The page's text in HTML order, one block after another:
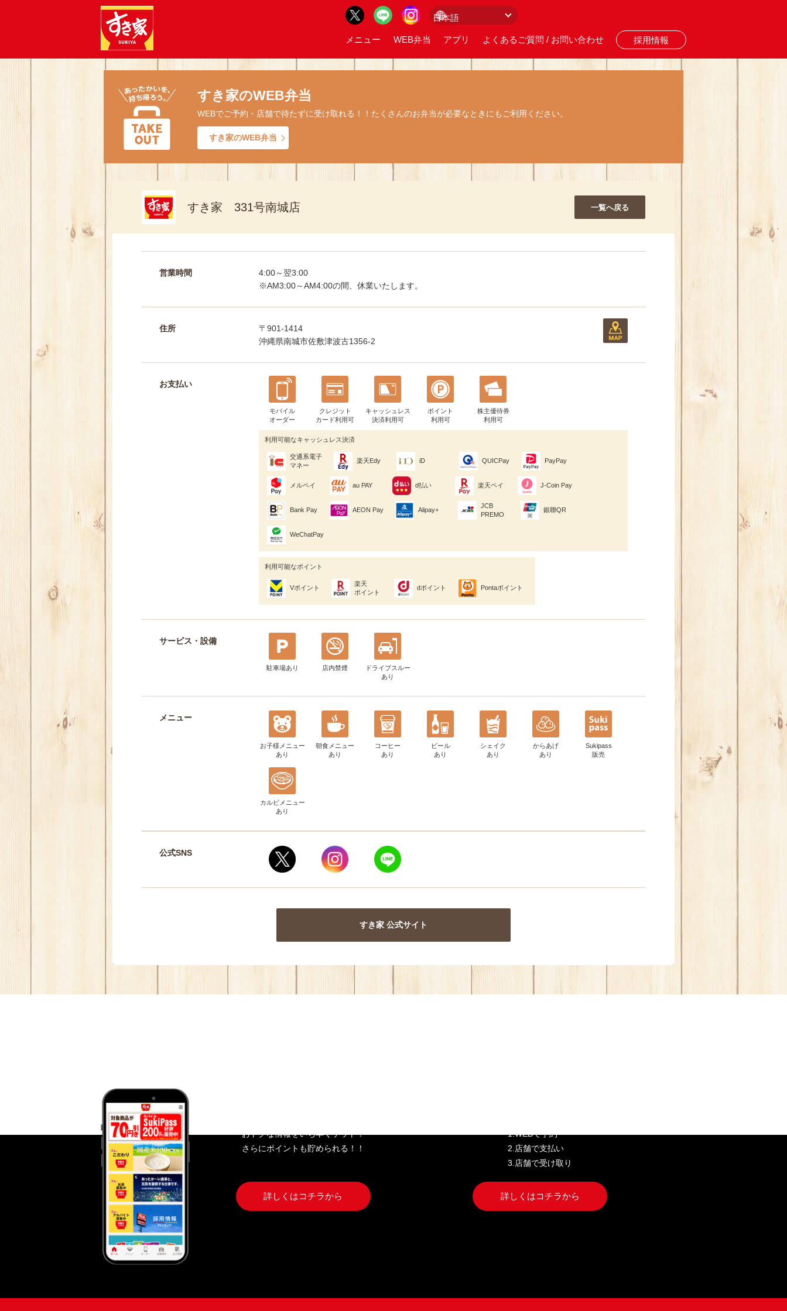
メニュー WEB弁当 アプリ よくあるご質問 / お問い合わせ 採用情報
すき家のWEB弁当
WEBでご予約・店舗で待たずに受け取れる！！たくさんのお弁当が必要なときにもご利用ください。
すき家のWEB弁当
すき家 331号南城店
営業時間
4:00～翌3:00
※AM3:00～AM4:00の間、休業いたします。
住所
〒901-1414
沖縄県南城市佐敷津波古1356-2
お支払い
モバイル
オーダー
クレジット
カード利用可
キャッシュレス
決済利用可
ポイント
利用可
株主優待券
利用可
利用可能なキャッシュレス決済
交通系電子
マネー
楽天Edy iD QUICPay PayPay
メルペイ au PAY d払い 楽天ペイ J-Coin Pay
Bank Pay AEON Pay Alipay+
JCB
PREMO
銀聯QR
WeChatPay
利用可能なポイント
Vポイント
楽天
ポイント
dポイント Pontaポイント
サービス・設備
駐車場あり 店内禁煙
ドライブスルー
あり
メニュー
お子様メニュー
あり
朝食メニュー
あり
コーヒー
あり
ビール
あり
シェイク
あり
からあげ
あり
Sukipass
販売
カルビメニュー
あり
公式SNS
すき家 公式サイト
一覧へ戻る
おトクな情報をいち早くゲット！
さらにポイントも貯められる！！
詳しくはコチラから
1.WEBで予約
2.店舗で支払い
3.店舗で受け取り
詳しくはコチラから